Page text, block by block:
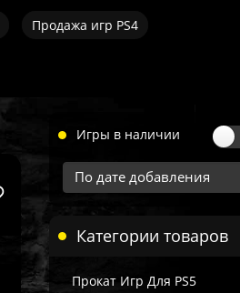
Продажа игр PS4
Игры в наличии
Категории товаров
Прокат Игр Для PS5